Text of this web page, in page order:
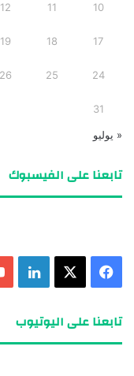
10
11
12
17
18
19
24
25
26
31
« يوليو
تابعنا على الفيسبوك
تابعنا على اليوتيوب